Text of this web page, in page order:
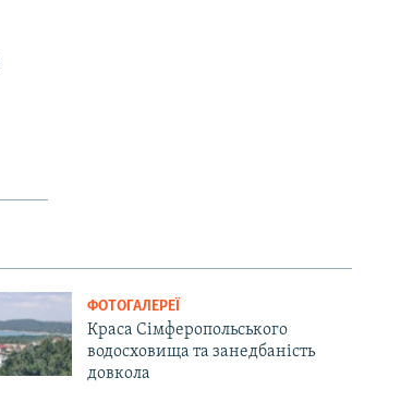
ФОТОГАЛЕРЕЇ
Краса Сімферопольського
водосховища та занедбаність
довкола